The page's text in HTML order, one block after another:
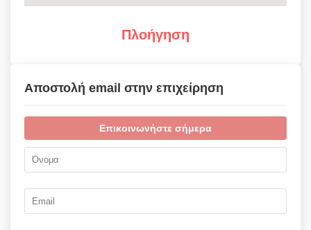
Πλοήγηση
Αποστολή email στην επιχείρηση
Επικοινωνήστε σήμερα